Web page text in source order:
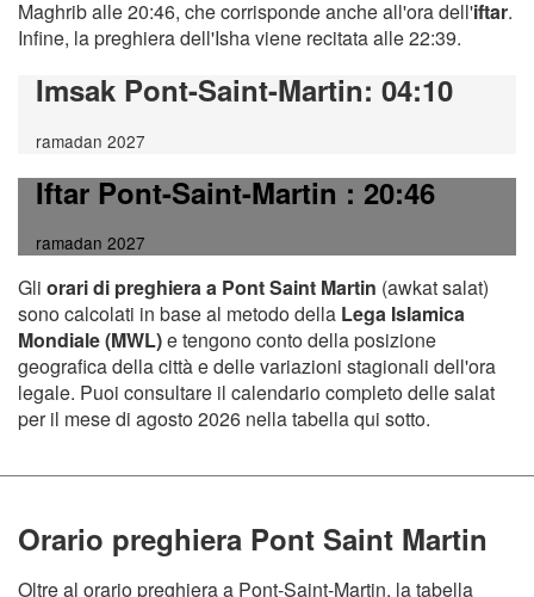
Maghrib alle 20:46, che corrisponde anche all'ora dell'iftar.
Infine, la preghiera dell'Isha viene recitata alle 22:39.
Imsak Pont-Saint-Martin: 04:10
ramadan 2027
Iftar Pont-Saint-Martin: 20:46
ramadan 2027
Gli orari di preghiera a Pont Saint Martin (awkat salat)
sono calcolati in base al metodo della Lega Islamica
Mondiale (MWL)e tengono conto della posizione
geografica della città e delle variazioni stagionali dell'ora
legale. Puoi consultare il calendario completo delle salat
per il mese di agosto 2026 nella tabella qui sotto.
Orario preghiera Pont Saint Martin
Oltre al orario preghiera a Pont-Saint-Martin, la tabella